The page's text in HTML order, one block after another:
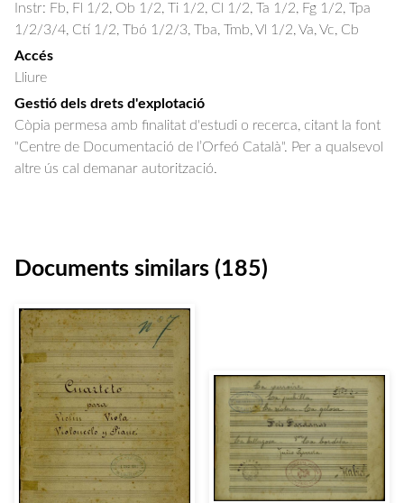
Instr: Fb, Fl 1/2, Ob 1/2, Ti 1/2, Cl 1/2, Ta 1/2, Fg 1/2, Tpa
1/2/3/4, Ctí 1/2, Tbó 1/2/3, Tba, Tmb, Vl 1/2, Va, Vc, Cb
Accés
Lliure
Gestió dels drets d'explotació
Còpia permesa amb finalitat d'estudi o recerca, citant la font
"Centre de Documentació de l’Orfeó Català". Per a qualsevol
altre ús cal demanar autorització.
Documents similars (185)